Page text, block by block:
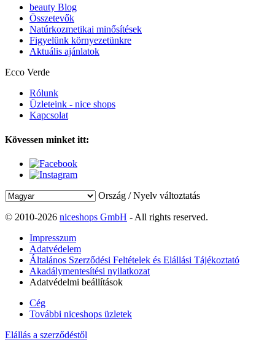
beauty Blog
Összetevők
Natúrkozmetikai minősítések
Figyelünk környezetünkre
Aktuális ajánlatok
Ecco Verde
Rólunk
Üzleteink - nice shops
Kapcsolat
Kövessen minket itt:
Ország / Nyelv változtatás
© 2010-2026 niceshops GmbH - All rights reserved.
Impresszum
Adatvédelem
Általános Szerződési Feltételek és Elállási Tájékoztató
Akadálymentesítési nyilatkozat
Adatvédelmi beállítások
Cég
További niceshops üzletek
Elállás a szerződéstől